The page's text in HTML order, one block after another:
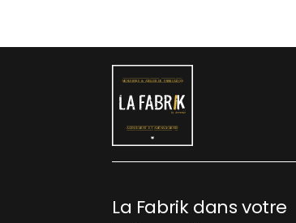
La Fabrik dans votre